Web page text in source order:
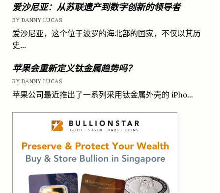
爱沙尼亚：从苏联遗产到数字创新的领导者
BY DANNY LUCAS
爱沙尼亚，这个位于波罗的海北部的国家，不仅以其历
史...
苹果会重新定义钛金属趋势吗？
BY DANNY LUCAS
苹果公司最近推出了一系列采用钛金属外壳的 iPho...